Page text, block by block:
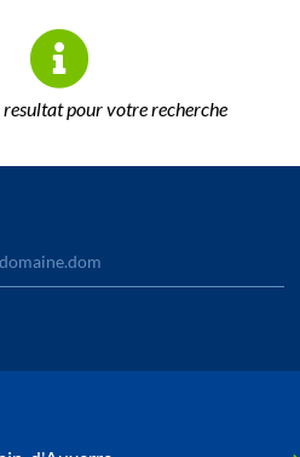
resultat pour votre recherche